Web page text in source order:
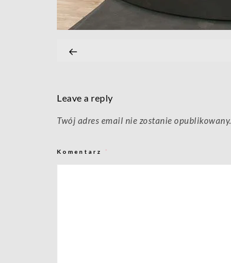
Leave a reply
Twój adres email nie zostanie opublikowany.
Komentarz *